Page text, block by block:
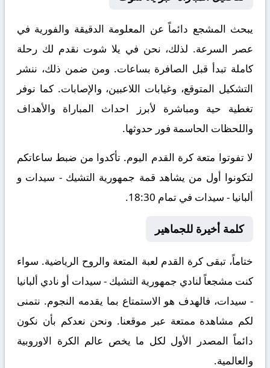
يبحث المشجع دائماً عن المعلومة الدقيقة والفورية في
عصر السرعة. لذلك، نحن في يلا شوت نقدم لك رحلة
كاملة تبدأ قبل الصافرة بساعات. ومن ضمن ذلك، ننشر
التشكيل المتوقع، وغيابات اللاعبين، والإصابات. كما نوفر
تغطية حية ومباشرة لأبرز احداث المباراة والأهداف
واللحظات الحاسمة فور حدوثها.
لا تفوتوا متعة كرة القدم اليوم. تأكدوا من ضبط ساعاتكم
لتكونوا أول من يشاهد قمة جمهورية التشيك - سيدات و
ألبانيا - سيدات في تمام 18:30.
كلمة أخيرة للجماهير
ختاماً، تبقى كرة القدم لعبة المتعة والروح الرياضية. سواء
كنت مشجعاً لنادي جمهورية التشيك - سيدات أو نادي ألبانيا
- سيدات، فالهدف هو الاستمتاع بما يقدمه النجوم. نتمنى
لكم مشاهدة ممتعة عبر موقعنا. ونحن نعدكم بأن نكون
دائماً المصدر الأول لكل ما يخص عالم الكرة الاوروبية
والعالمية.